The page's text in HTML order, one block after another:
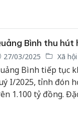
Bình thu
27/03/2025 Xã hội
Bình tiếp tục
I/2025, tỉnh đón
1.100 tỷ đồng.